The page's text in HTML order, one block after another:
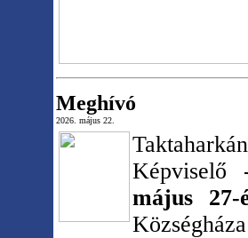
Meghívó
2026. május 22.
Képviselő
május 27-